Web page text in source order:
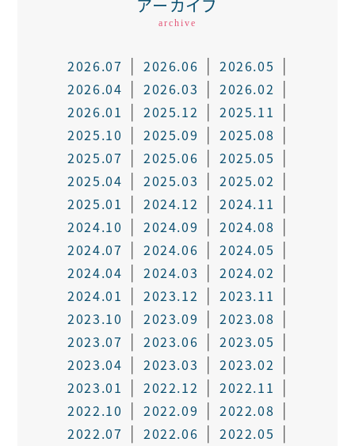
アーカイブ
archive
2026.07 2026.06
2026.05
2026.04
2026.03
2026.02
2026.01
2025.12
2025.11
2025.10
2025.09
2025.08
2025.07
2025.06
2025.05
2025.04
2025.03
2025.02
2025.01
2024.12
2024.11
2024.10
2024.09
2024.08
2024.07
2024.06
2024.05
2024.04
2024.03
2024.02
2024.01
2023.12
2023.11
2023.10
2023.09
2023.08
2023.07
2023.06
2023.05
2023.04
2023.03
2023.02
2023.01
2022.12
2022.11
2022.10
2022.09
2022.08
2022.07
2022.06
2022.05